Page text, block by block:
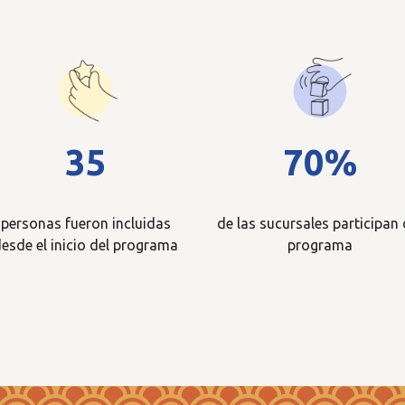
35
personas fueron incluidas
el inicio del programa
70%
de las sucursales participan
programa